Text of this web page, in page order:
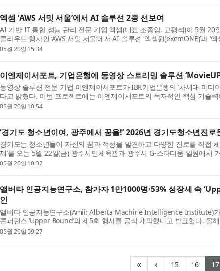
엑셈 ‘AWS 서밋 서울’에서 AI 솔루션 2종 선보여
AI 기반 IT 통합 성능 관리 전문 기업 엑셈(대표 조종암, 고평석)이 5월 20
클라우드 행사인 ‘AWS 서밋 서울’에서 AI 솔루션 ‘엑셈원(exemONE)’과 ‘
05월 20일 15:34
이엔제이서포트, 기업은행에 동영상 스트리밍 솔루션
동영상 솔루션 전문 기업 이엔제이서포트가 IBK기업은행의 ‘차세대 미디
다고 밝혔다. 이번 프로젝트에는 이엔제이서포트의 독자적인 핵심 기술
05월 20일 10:54
‘경기도 청소년이여, 광주에서 꿈을!’ 2026년 경기도청소년진
경기도는 청소년들이 자신의 꿈과 적성을 발견하고 다양한 진로를 직접
제’를 오는 5월 22일(금) 광주시민체육관과 광주시 G-스타디움 일원에서
05월 20일 10:32
앨버타 인공지능연구소, 참가자 1만1000명·53% 성장세 속
인
앨버타 인공지능연구소(Amii: Alberta Machine Intelligence Institute)
콘퍼런스 ‘Upper Bound’의 제5회 행사를 공식 개막했다고 발표했다. 올
05월 20일 09:27
« ‹ 15(current)
16 17